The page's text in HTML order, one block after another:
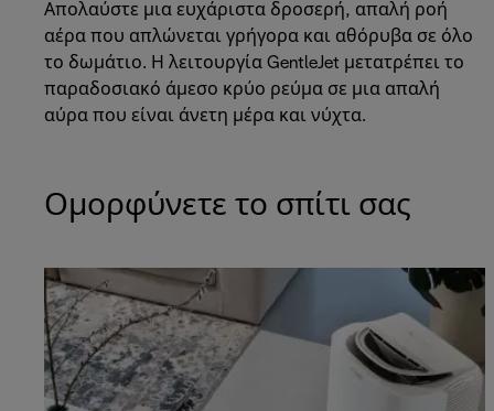
Απολαύστε μια ευχάριστα δροσερή, απαλή ροή
αέρα που απλώνεται γρήγορα και αθόρυβα σε όλο
το δωμάτιο. Η λειτουργία GentleJet μετατρέπει το
παραδοσιακό άμεσο κρύο ρεύμα σε μια απαλή
αύρα που είναι άνετη μέρα και νύχτα.
Ομορφύνετε το σπίτι σας